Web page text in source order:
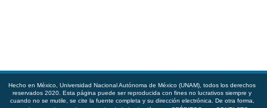
Hecho en México, Universidad Nacional Autónoma de México (UNAM), todos los derechos
reservados 2020. Esta página puede ser reproducida con fines no lucrativos siempre y
cuando no se mutile, se cite la fuente completa y su dirección electrónica. De otra forma,